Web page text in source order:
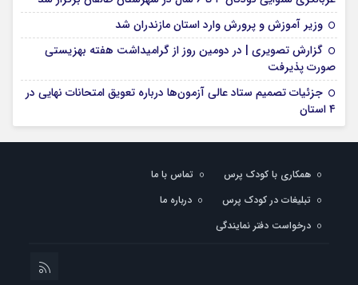
وزیر آموزش و پرورش وارد استان مازندران شد
گزارش تصویری | در دومین روز از گرامیداشت هفته بهزیستی
صورت پذیرفت
جزئیات تصمیم ستاد عالی آزمون‌ها درباره تعویق امتحانات نهایی در
۴ استان
همکاری با کودک پرس
تماس با ما
تبلیغات در کودک پرس
درباره ما
درخواست دفتر نمایندگی